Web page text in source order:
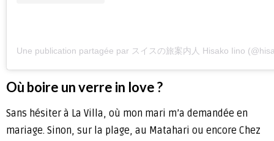
Une publication partagée par スイスの旅案内人 Hisako Iino
Où boire un verre in love ?
Sans hésiter à La Villa, où mon mari m’a demandée en
mariage. Sinon, sur la plage, au Matahari ou encore Chez